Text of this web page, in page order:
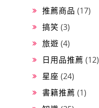
推薦商品 (17)
搞笑 (3)
旅遊 (4)
日用品推薦 (12)
星座 (24)
書籍推薦 (1)